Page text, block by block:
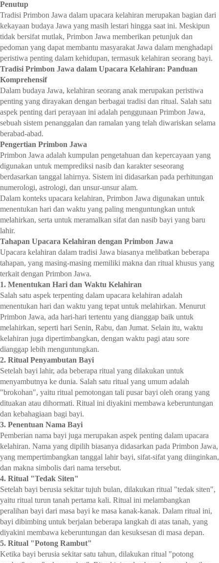
Penutup
Tradisi Primbon Jawa dalam upacara kelahiran merupakan bagian dari
kekayaan budaya Jawa yang masih lestari hingga saat ini. Meskipun
tidak bersifat mutlak, Primbon Jawa memberikan petunjuk dan
pedoman yang dapat membantu masyarakat Jawa dalam menghadapi
peristiwa penting dalam kehidupan, termasuk kelahiran seorang bayi.
Tradisi Primbon Jawa dalam Upacara Kelahiran: Panduan
Komprehensif
Dalam budaya Jawa, kelahiran seorang anak merupakan peristiwa
penting yang dirayakan dengan berbagai tradisi dan ritual. Salah satu
aspek penting dari perayaan ini adalah penggunaan Primbon Jawa,
sebuah sistem penanggalan dan ramalan yang telah diwariskan selama
berabad-abad.
Pengertian Primbon Jawa
Primbon Jawa adalah kumpulan pengetahuan dan kepercayaan yang
digunakan untuk memprediksi nasib dan karakter seseorang
berdasarkan tanggal lahirnya. Sistem ini didasarkan pada perhitungan
numerologi, astrologi, dan unsur-unsur alam.
Dalam konteks upacara kelahiran, Primbon Jawa digunakan untuk
menentukan hari dan waktu yang paling menguntungkan untuk
melahirkan, serta untuk meramalkan sifat dan nasib bayi yang baru
lahir.
Tahapan Upacara Kelahiran dengan Primbon Jawa
Upacara kelahiran dalam tradisi Jawa biasanya melibatkan beberapa
tahapan, yang masing-masing memiliki makna dan ritual khusus yang
terkait dengan Primbon Jawa.
1. Menentukan Hari dan Waktu Kelahiran
Salah satu aspek terpenting dalam upacara kelahiran adalah
menentukan hari dan waktu yang tepat untuk melahirkan. Menurut
Primbon Jawa, ada hari-hari tertentu yang dianggap baik untuk
melahirkan, seperti hari Senin, Rabu, dan Jumat. Selain itu, waktu
kelahiran juga dipertimbangkan, dengan waktu pagi atau sore
dianggap lebih menguntungkan.
2. Ritual Penyambutan Bayi
Setelah bayi lahir, ada beberapa ritual yang dilakukan untuk
menyambutnya ke dunia. Salah satu ritual yang umum adalah
"brokohan", yaitu ritual pemotongan tali pusar bayi oleh orang yang
dituakan atau dihormati. Ritual ini diyakini membawa keberuntungan
dan kebahagiaan bagi bayi.
3. Penentuan Nama Bayi
Pemberian nama bayi juga merupakan aspek penting dalam upacara
kelahiran. Nama yang dipilih biasanya didasarkan pada Primbon Jawa,
yang mempertimbangkan tanggal lahir bayi, sifat-sifat yang diinginkan,
dan makna simbolis dari nama tersebut.
4. Ritual "Tedak Siten"
Setelah bayi berusia sekitar tujuh bulan, dilakukan ritual "tedak siten",
yaitu ritual turun tanah pertama kali. Ritual ini melambangkan
peralihan bayi dari masa bayi ke masa kanak-kanak. Dalam ritual ini,
bayi dibimbing untuk berjalan beberapa langkah di atas tanah, yang
diyakini membawa keberuntungan dan kesuksesan di masa depan.
5. Ritual "Potong Rambut"
Ketika bayi berusia sekitar satu tahun, dilakukan ritual "potong